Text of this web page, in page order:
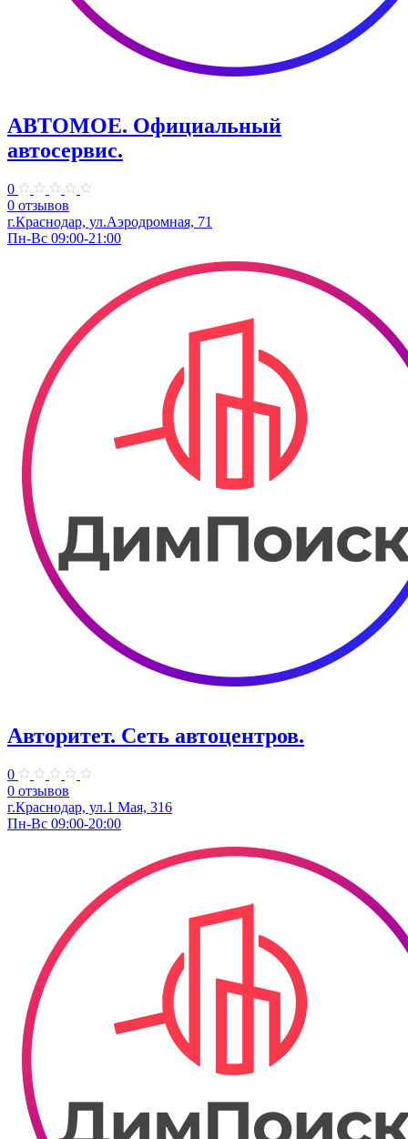
АВТОМОЕ. ​Официальный
автосервис.
0
0 отзывов
г.Краснодар, ул.​Аэродромная, 71
Пн-Вс 09:00-21:00
Авторитет. ​Сеть автоцентров.
0
0 отзывов
г.Краснодар, ул.​1 Мая, 316
Пн-Вс 09:00-20:00